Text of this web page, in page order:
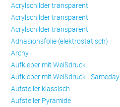
Acrylschilder transparent
Acrylschilder transparent
Acrylschilder transparent
Adhäsionsfolie (elektrostatisch)
Archy
Aufkleber mit Weißdruck
Aufkleber mit Weißdruck - Sameday
Aufsteller klassisch
Aufsteller Pyramide